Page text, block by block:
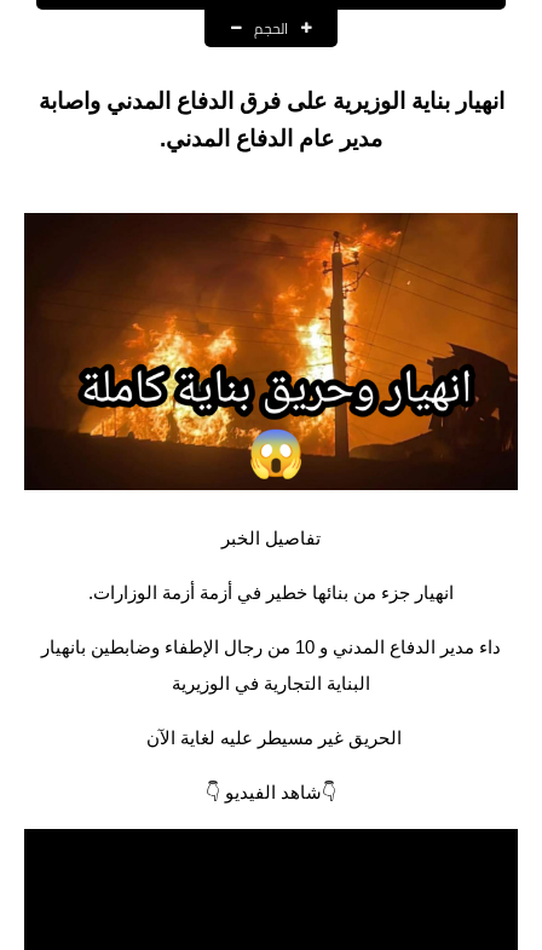
العقود والاجور اليومية
الرواتب
قطع الاراضي
اخبار العراق
الاخبار السياسية
الاخبار الامنية
الاخبار الرياضية
المدارس
اخبار وقرارات وزارة التربية
نتائج الامتحانات
المرحلة الابتدائية
الحجم
انهيار بناية الوزيرية على فرق الدفاع المدني واصابة
مدير عام الدفاع المدني.
تفاصيل الخبر
انهيار جزء من بنائها خطير في أزمة أزمة الوزارات.
داء مدير الدفاع المدني و 10 من رجال الإطفاء وضابطين بانهيار
البناية التجارية في الوزيرية
الحريق غير مسيطر عليه لغاية الآن
👇شاهد الفيديو 👇